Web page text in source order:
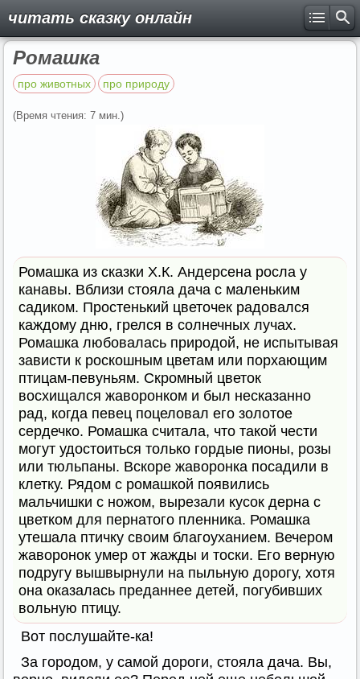
читать сказку онлайн
Ромашка
про животных про природу
(Время чтения: 7 мин.)
Ромашка из сказки Х.К. Андерсена росла у
канавы. Вблизи стояла дача с маленьким
садиком. Простенький цветочек радовался
каждому дню, грелся в солнечных лучах.
Ромашка любовалась природой, не испытывая
зависти к роскошным цветам или порхающим
птицам-певуньям. Скромный цветок
восхищался жаворонком и был несказанно
рад, когда певец поцеловал его золотое
сердечко. Ромашка считала, что такой чести
могут удостоиться только гордые пионы, розы
или тюльпаны. Вскоре жаворонка посадили в
клетку. Рядом с ромашкой появились
мальчишки с ножом, вырезали кусок дерна с
цветком для пернатого пленника. Ромашка
утешала птичку своим благоуханием. Вечером
жаворонок умер от жажды и тоски. Его верную
подругу вышвырнули на пыльную дорогу, хотя
она оказалась преданнее детей, погубивших
вольную птицу.
Вот послушайте-ка!
За городом, у самой дороги, стояла дача. Вы,